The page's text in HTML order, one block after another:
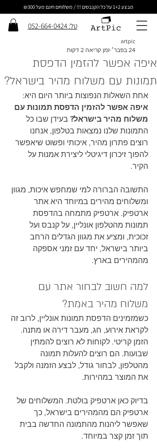
מבצע 1+2 על כל הקנבסים !!! / משלוחים חינם מעל ₪300
טל: 052-664-0424
איפה אפשר להזמין הדפסת
תמונות עם משלוח מהיר בישראל?
artpic
24 בפבר׳
זמן קריאה 2 דקות
אחת השאלות הנפוצות ביותר היום היא:
איפה אפשר להזמין הדפסת תמונות עם
משלוח מהיר בישראל? בעידן שבו כל
התמונות שלנו נמצאות בטלפון, אנחנו
רוצים פתרון מהיר, איכותי ופשוט שיאפשר
להפוך זיכרון דיגיטלי ליצירת אמנות על
הקיר.
התשובה הברורה למי שמחפש איכות, מגוון
ומשלוחים מהירים במיוחד היא אתר
ארטפיק. ארטפיק מתמחה בהדפסת
תמונות מהטלפון אונליין, על קנבס ועל
זכוכית, ומציע את מגוון הגדלים הרחב
ביותר בישראל, יחד עם זמני אספקה
מהמהירים בארץ.
למה חשוב לבחור אתר עם
משלוח מהיר באמת?
כשמזמינים הדפסת תמונות אונליין, לרוב זה
לקראת אירוע, חג, מעבר דירה או מתנה.
הזמן קריטי. לקוחות לא רוצים להמתין
שבועות. הם רוצים להעלות תמונה
מהטלפון, לבחור גודל, לבצע הזמנה ולקבל
את המוצר במהירות.
בדיוק כאן ארטפיק בולטת. המשלוחים של
ארטפיק הם מהמהירים בישראל, כך
שאפשר ליהנות מהתמונה החדשה בבית
תוך זמן קצר במיוחד.